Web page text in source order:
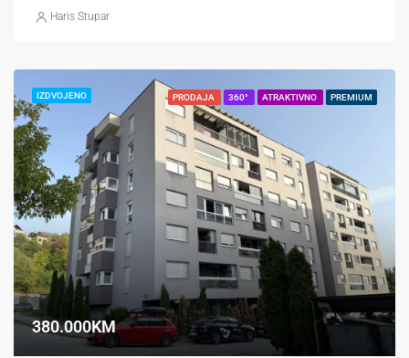
Haris Stupar
IZDVOJENO PRODAJA 360° ATRAKTIVNO PREMIUM
380.000KM